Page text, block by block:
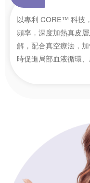
以專利 CORE™ 科技
頻率，深度加熱真皮
解，配合真空療法，
時促進局部血液循環